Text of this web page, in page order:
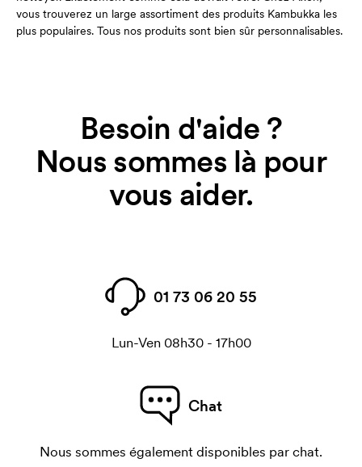
vous trouverez un large assortiment des produits Kambukka les
plus populaires. Tous nos produits sont bien sûr personnalisables.
Besoin d'aide ?
Nous sommes là pour
vous aider.
01 73 06 20 55
Lun-Ven 08h30 - 17h00
Chat
Nous sommes également disponibles par chat.